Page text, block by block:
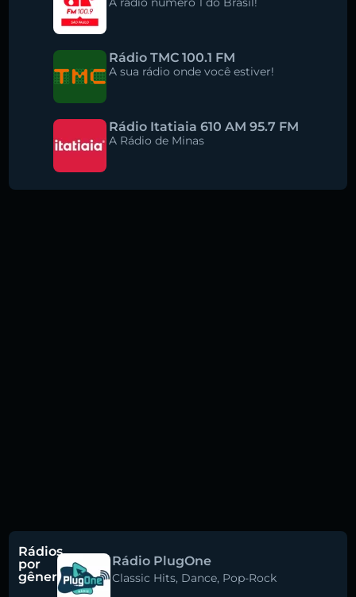
Rádio TMC 100.1 FM
A sua rádio onde você estiver!
Rádio Itatiaia 610 AM 95.7 FM
A Rádio de Minas
Rádios
por
gênero
Rádio PlugOne
Classic Hits, Dance, Pop-Rock